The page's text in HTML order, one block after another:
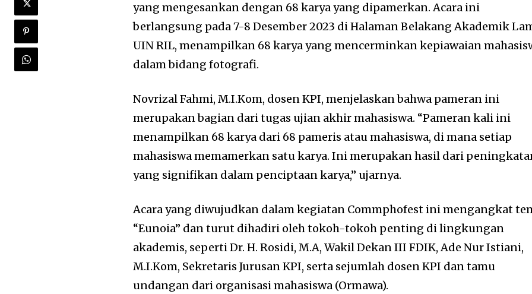
yang mengesankan dengan 68 karya yang dipamerkan. Acara ini
berlangsung pada 7-8 Desember 2023 di Halaman Belakang Akademik
UIN RIL, menampilkan 68 karya yang mencerminkan kepiawaian
dalam bidang fotografi.
Novrizal Fahmi, M.I.Kom, dosen KPI, menjelaskan bahwa pameran ini
merupakan bagian dari tugas ujian akhir mahasiswa. “Pameran kali ini
menampilkan 68 karya dari 68 pameris atau mahasiswa, di mana setiap
mahasiswa memamerkan satu karya. Ini merupakan hasil dari
yang signifikan dalam penciptaan karya,” ujarnya.
Acara yang diwujudkan dalam kegiatan Commphofest ini mengangkat
“Eunoia” dan turut dihadiri oleh tokoh-tokoh penting di lingkungan
akademis, seperti Dr. H. Rosidi, M.A, Wakil Dekan III FDIK, Ade Nur Istiani,
M.I.Kom, Sekretaris Jurusan KPI, serta sejumlah dosen KPI dan tamu
undangan dari organisasi mahasiswa (Ormawa).